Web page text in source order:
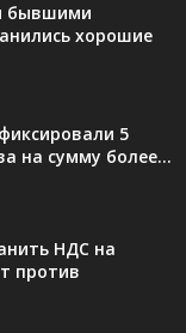
бывшими
хорошие
5
на сумму более...
НДС на
против